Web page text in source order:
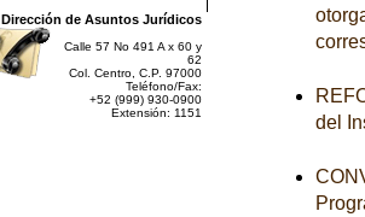
Dirección de Asuntos Jurídicos
Calle 57 No 491 A x 60 y
62
Col. Centro, C.P. 97000
Teléfono/Fax:
+52 (999) 930-0900
Extensión: 1151
del